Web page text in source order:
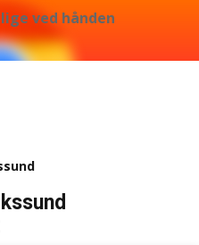
ved hånden